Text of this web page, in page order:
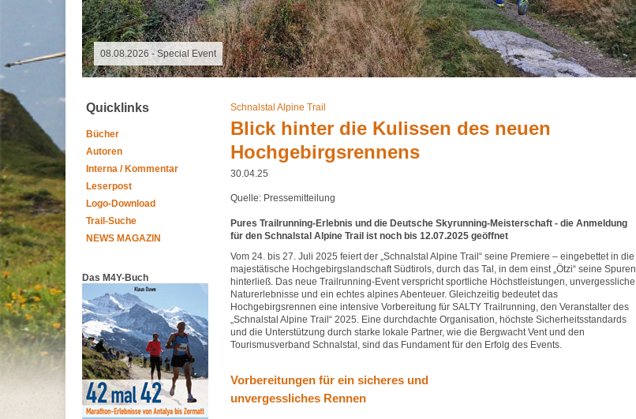
08.08.2026 -
Quicklinks
Bücher
Autoren
Interna / Kommentar
Leserpost
Logo-Download
Trail-Suche
NEWS MAGAZIN
Das M4Y-Buch
Schnalstal Alpine Trail
Blick hinter die Kulissen des neuen
Hochgebirgsrennens
30.04.25
Quelle: Pressemitteilung
Pures Trailrunning-Erlebnis und die Deutsche Skyrunning-Meisterschaft - die Anmeldung
für den Schnalstal Alpine Trail ist noch bis 12.07.2025 geöffnet
Vom 24. bis 27. Juli 2025 feiert der „Schnalstal Alpine Trail“ seine Premiere – eingebettet in die
majestätische Hochgebirgslandschaft Südtirols, durch das Tal, in dem einst „Ötzi“ seine Spuren
hinterließ. Das neue Trailrunning-Event verspricht sportliche Höchstleistungen, unvergessliche
Naturerlebnisse und ein echtes alpines Abenteuer. Gleichzeitig bedeutet das
Hochgebirgsrennen eine intensive Vorbereitung für SALTY Trailrunning, den Veranstalter des
„Schnalstal Alpine Trail“ 2025. Eine durchdachte Organisation, höchste Sicherheitsstandards
und die Unterstützung durch starke lokale Partner, wie die Bergwacht Vent und den
Tourismusverband Schnalstal, sind das Fundament für den Erfolg des Events.
Vorbereitungen für ein sicheres und
unvergessliches Rennen